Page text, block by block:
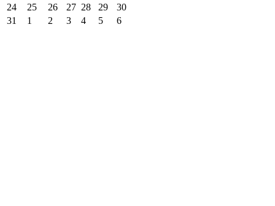
24
25 26 27 28 29
30
31
1 2 3 4 5 6